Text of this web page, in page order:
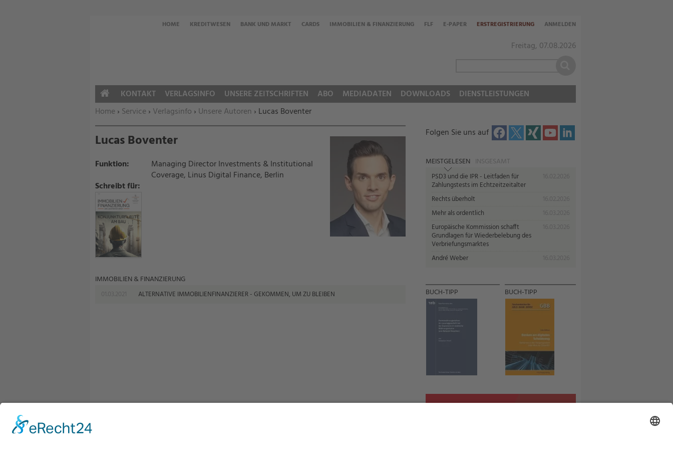
Freitag, 07.08.2026
HOME KREDITWESEN BANK UND MARKT CARDS IMMOBILIEN & FINANZIERUNG FLF E-PAPER ERSTREGISTRIERUNG ANMELDEN
Sie befinden sich hier:
Home › Service › Verlagsinfo › Unsere Autoren › Lucas Boventer
Lucas Boventer
Funktion:
Managing Director Investments & Institutional
Coverage, Linus Digital Finance, Berlin
Schreibt für:
IMMOBILIEN & FINANZIERUNG
ALTERNATIVE IMMOBILIENFINANZIERER - GEKOMMEN, UM ZU BLEIBEN
Folgen Sie uns auf
MEISTGELESEN INSGESAMT
PSD3 und die IPR - Leitfaden für
Zahlungstests im Echtzeitzeitalter
Rechts überholt
Mehr als ordentlich
Europäische Kommission schafft
Grundlagen für Wiederbelebung des
Verbriefungsmarktes
André Weber
BUCH-TIPP BUCH-TIPP
HOME
KONTAKT VERLAGSINFO UNSERE ZEITSCHRIFTEN ABO MEDIADATEN DOWNLOADS DIENSTLEISTUNGEN